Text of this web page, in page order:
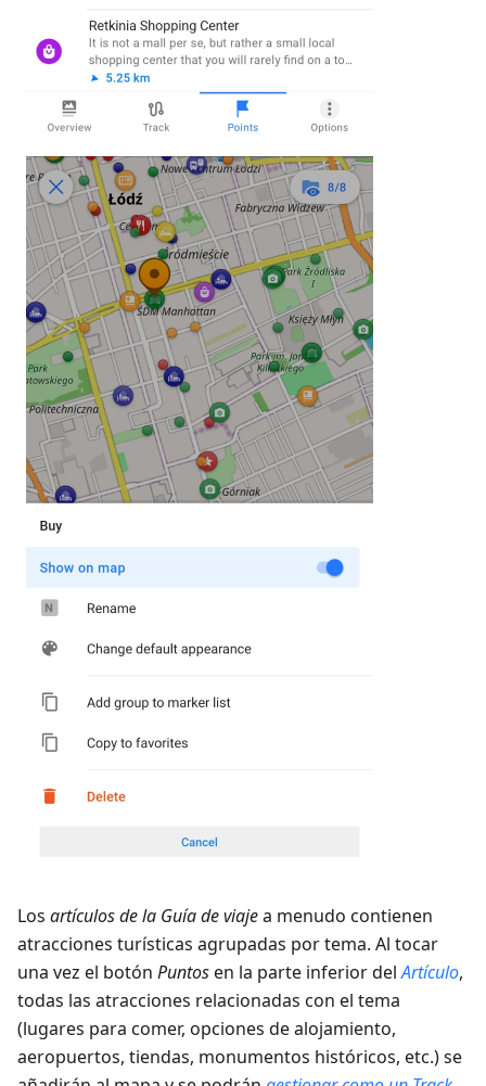
Los artículos de la Guía de viajea menudo contienen
atracciones turísticas agrupadas por tema. Al tocar
una vez el botón Puntosen la parte inferior delArtículo,
todas las atracciones relacionadas con el tema
(lugares para comer, opciones de alojamiento,
aeropuertos, tiendas, monumentos históricos, etc.) se